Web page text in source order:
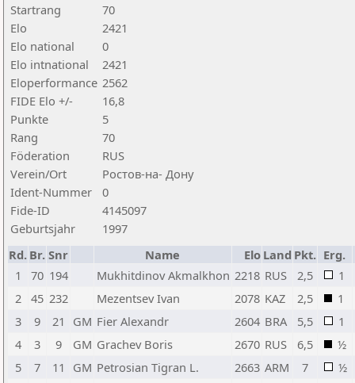
Startrang
70
Elo
2421
Elo national
0
Elo intnational
2421
Eloperformance 2562
FIDE Elo +/-
16,8
Punkte
5
Rang
70
Föderation
RUS
Verein/Ort
Ростов-на- Дону
Ident-Nummer
0
Fide-ID
4145097
Geburtsjahr
1997
Rd. Br. Snr Name Elo Land Pkt. Erg.
1
70 194 Mukhitdinov Akmalkhon 2218 RUS 2,5
1
2
45 232 Mezentsev Ivan 2078 KAZ 2,5
1
3
9 21 GM Fier Alexandr 2604 BRA 5,5
1
4
3 9 GM Grachev Boris 2670 RUS 6,5
½
5
7 11 GM Petrosian Tigran L. 2663 ARM 7
½